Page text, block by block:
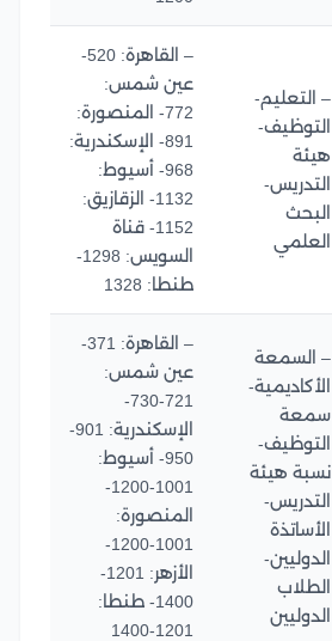
– التعليم-
التوظيف-
هيئة
التدريس-
البحث
العلمي
– القاهرة: 520-
عين شمس:
772- المنصورة:
891- الإسكندرية:
968- أسيوط:
1132- الزقازيق:
1152- قناة
السويس: 1298-
طنطا: 1328
– السمعة
الأكاديمية-
سمعة
التوظيف-
نسبة هيئة
التدريس-
الأساتذة
الدوليين-
الطلاب
الدوليين
– القاهرة: 371-
عين شمس:
721-730-
الإسكندرية: 901-
950- أسيوط:
1001-1200-
المنصورة:
1001-1200-
الأزهر: 1201-
1400- طنطا:
1201-1400